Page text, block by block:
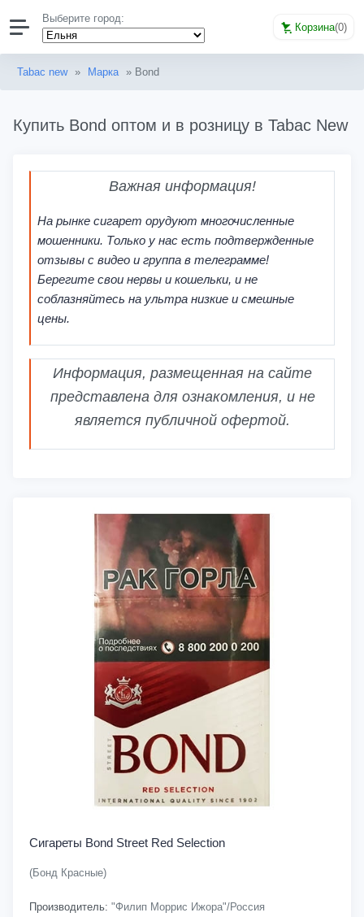
Выберите город:
Корзина(0)
Tabac new » Марка » Bond
Купить Bond оптом и в розницу в Tabac New
Важная информация!
На рынке сигарет орудуют многочисленные
мошенники. Только у нас есть подтвержденные
отзывы с видео и группа в телеграмме!
Берегите свои нервы и кошельки, и не
соблазняйтесь на ультра низкие и смешные
цены.
Информация, размещенная на сайте
представлена для ознакомления, и не
является публичной офертой.
Сигареты Bond Street Red Selection
(Бонд Красные)
Производитель: "Филип Моррис Ижора"/Россия